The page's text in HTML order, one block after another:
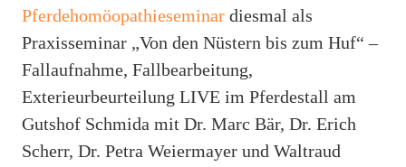
Pferdehomöopathieseminar diesmal als
Praxisseminar „Von den Nüstern bis zum Huf“ –
Fallaufnahme, Fallbearbeitung,
Exterieurbeurteilung LIVE im Pferdestall am
Gutshof Schmida mit Dr. Marc Bär, Dr. Erich
Scherr, Dr. Petra Weiermayer und Waltraud